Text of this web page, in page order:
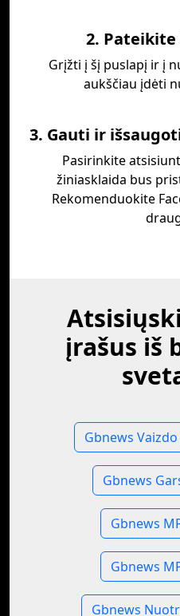
2. Pateikite
Grįžti į šį puslapį ir į
aukščiau įdėti
3. Gauti ir
Pasirinkite
žiniasklaida bus
Rekomenduokite
įrašus iš
Gbnews
Gbnews
Gbnews
Gbnews
Gbnews